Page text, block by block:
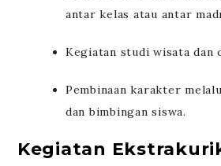
antar kelas atau antar
Kegiatan studi wisata dan
Pembinaan karakter
dan bimbingan siswa.
Kegiatan